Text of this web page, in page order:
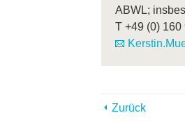
ABWL;
T +49 (0) 160
Zurück